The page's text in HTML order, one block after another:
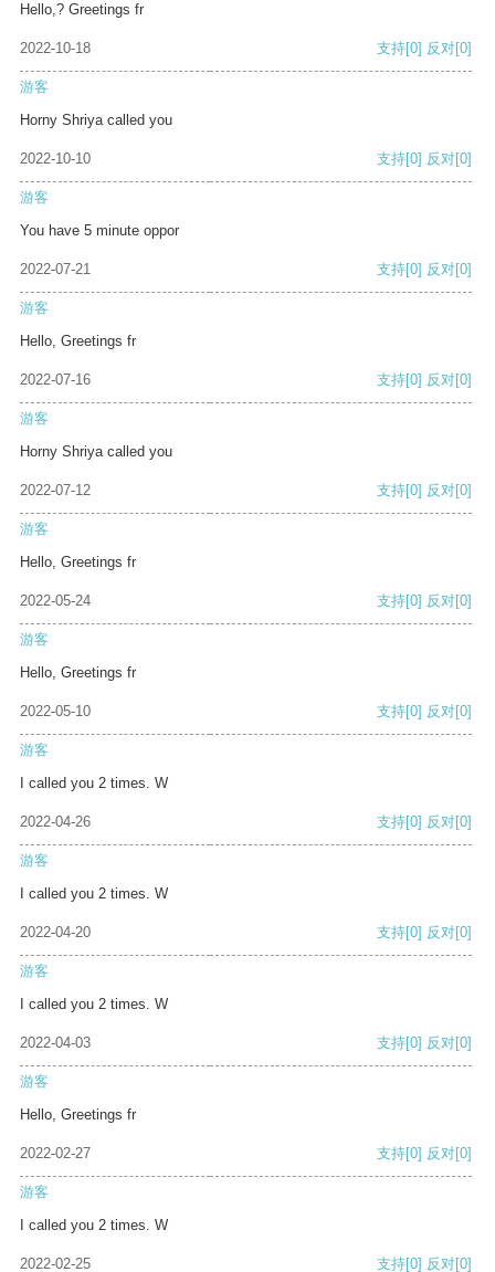
Hello,? Greetings fr
2022-10-18 支持[0] 反对[0]
游客
Horny Shriya called you
2022-10-10 支持[0] 反对[0]
游客
You have 5 minute oppor
2022-07-21 支持[0] 反对[0]
游客
Hello, Greetings fr
2022-07-16 支持[0] 反对[0]
游客
Horny Shriya called you
2022-07-12 支持[0] 反对[0]
游客
Hello, Greetings fr
2022-05-24 支持[0] 反对[0]
游客
Hello, Greetings fr
2022-05-10 支持[0] 反对[0]
游客
I called you 2 times. W
2022-04-26 支持[0] 反对[0]
游客
I called you 2 times. W
2022-04-20 支持[0] 反对[0]
游客
I called you 2 times. W
2022-04-03 支持[0] 反对[0]
游客
Hello, Greetings fr
2022-02-27 支持[0] 反对[0]
游客
I called you 2 times. W
2022-02-25 支持[0] 反对[0]